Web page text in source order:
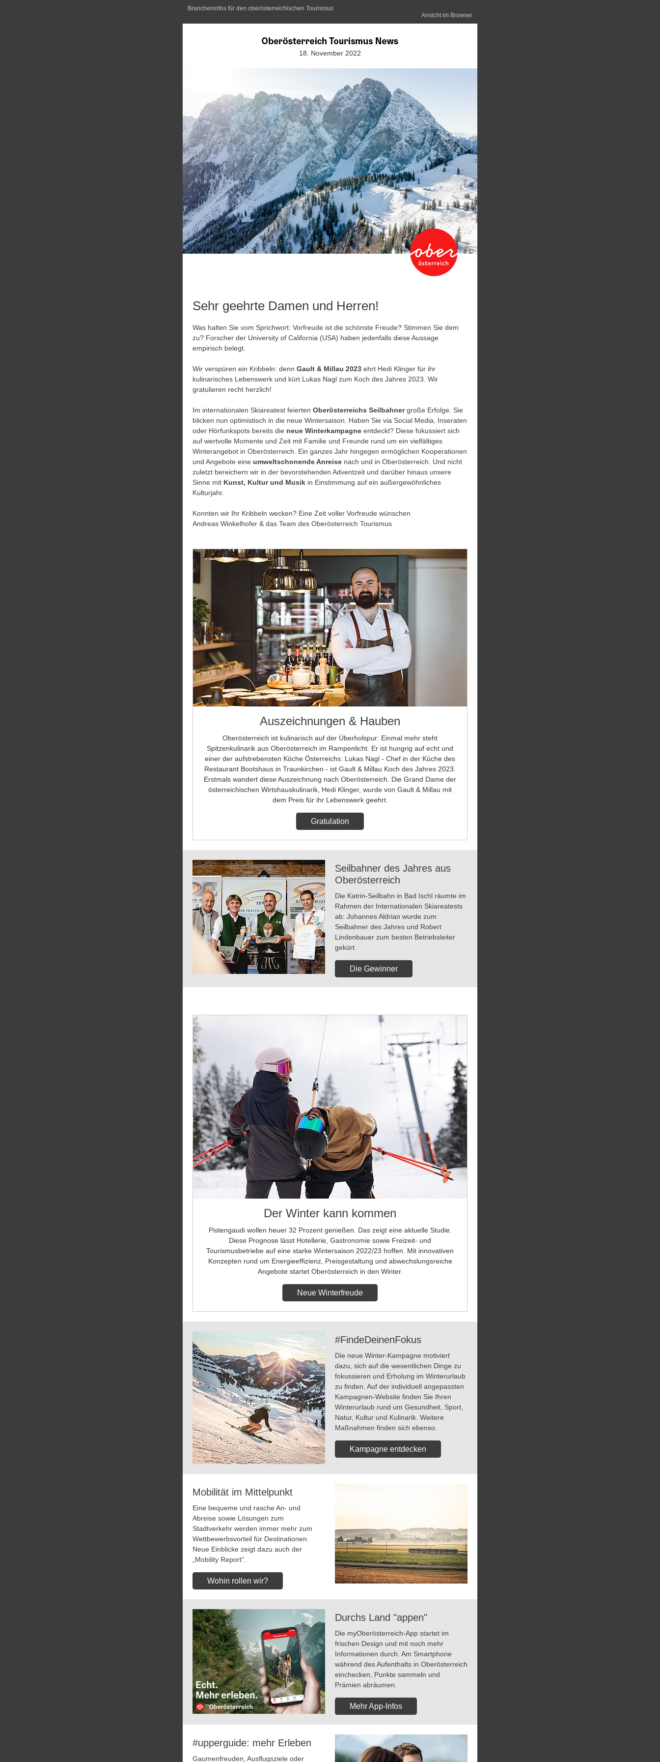
Brancheninfos für den oberösterreichischen Tourismus
Ansicht im Browser
18. November 2022
Sehr geehrte Damen und Herren!
Was halten Sie vom Sprichwort: Vorfreude ist die schönste Freude? Stimmen Sie dem
zu? Forscher der University of California (USA) haben jedenfalls diese Aussage
empirisch belegt.
Wir verspüren ein Kribbeln: denn Gault & Millau 2023 ehrt Hedi Klinger für ihr
kulinarisches Lebenswerk und kürt Lukas Nagl zum Koch des Jahres 2023. Wir
gratulieren recht herzlich!
Im internationalen Skiareatest feierten Oberösterreichs Seilbahnergroße Erfolge. Sie
blicken nun optimistisch in die neue Wintersaison. Haben Sie via Social Media, Inseraten
oder Hörfunkspots bereits die neue Winterkampagne entdeckt? Diese fokussiert sich
auf wertvolle Momente und Zeit mit Familie und Freunde rund um ein vielfältiges
Winterangebot in Oberösterreich. Ein ganzes Jahr hingegen ermöglichen Kooperationen
und Angebote eine umweltschonende Anreise nach und in Oberösterreich. Und nicht
zuletzt bereichern wir in der bevorstehenden Adventzeit und darüber hinaus unsere
Sinne mit Kunst, Kultur und Musik in Einstimmung auf ein außergewöhnliches
Kulturjahr.
Konnten wir Ihr Kribbeln wecken? Eine Zeit voller Vorfreude wünschen
Andreas Winkelhofer & das Team des Oberösterreich Tourismus
Auszeichnungen & Hauben
Oberösterreich ist kulinarisch auf der Überholspur: Einmal mehr steht
Spitzenkulinarik aus Oberösterreich im Rampenlicht. Er ist hungrig auf echt und
einer der aufstrebensten Köche Österreichs: Lukas Nagl - Chef in der Küche des
Restaurant Bootshaus in Traunkirchen - ist Gault & Millau Koch des Jahres 2023.
Erstmals wandert diese Auszeichnung nach Oberösterreich. Die Grand Dame der
österreichischen Wirtshauskulinarik, Hedi Klinger, wurde von Gault & Millau mit
dem Preis für ihr Lebenswerk geehrt.
Gratulation
Seilbahner des Jahres aus
Oberösterreich
Die Katrin-Seilbahn in Bad Ischl räumte im
Rahmen der Internationalen Skiareatests
ab: Johannes Aldrian wurde zum
Seilbahner des Jahres und Robert
Lindenbauer zum besten Betriebsleiter
gekürt.
Die Gewinner
Der Winter kann kommen
Pistengaudi wollen heuer 32 Prozent genießen. Das zeigt eine aktuelle Studie.
Diese Prognose lässt Hotellerie, Gastronomie sowie Freizeit- und
Tourismusbetriebe auf eine starke Wintersaison 2022/23 hoffen. Mit innovativen
Konzepten rund um Energieeffizienz, Preisgestaltung und abwechslungsreiche
Angebote startet Oberösterreich in den Winter.
Neue Winterfreude
#FindeDeinenFokus
Die neue Winter-Kampagne motiviert
dazu, sich auf die wesentlichen Dinge zu
fokussieren und Erholung im Winterurlaub
zu finden. Auf der individuell angepassten
Kampagnen-Website finden Sie Ihren
Winterurlaub rund um Gesundheit, Sport,
Natur, Kultur und Kulinarik. Weitere
Maßnahmen finden sich ebenso.
Kampagne entdecken
Mobilität im Mittelpunkt
Eine bequeme und rasche An- und
Abreise sowie Lösungen zum
Stadtverkehr werden immer mehr zum
Wettbewerbsvorteil für Destinationen.
Neue Einblicke zeigt dazu auch der
„Mobility Report“.
Wohin rollen wir?
Durchs Land "appen"
Die myOberösterreich-App startet im
frischen Design und mit noch mehr
Informationen durch. Am Smartphone
während des Aufenthalts in Oberösterreich
einchecken, Punkte sammeln und
Prämien abräumen.
Mehr App-Infos
#upperguide: mehr Erleben
Gaumenfreuden, Ausflugsziele oder